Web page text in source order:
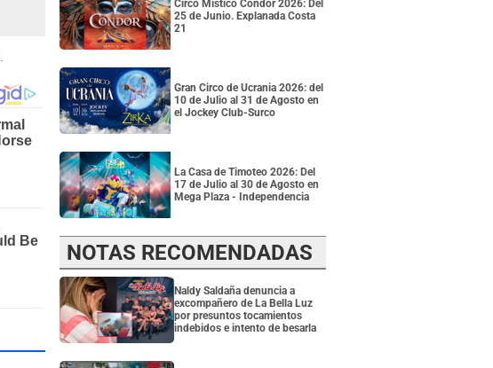
Circo Místico Condor 2026: Del
25 de Junio. Explanada Costa
21
Gran Circo de Ucrania 2026: del
10 de Julio al 31 de Agosto en
el Jockey Club-Surco
La Casa de Timoteo 2026: Del
17 de Julio al 30 de Agosto en
Mega Plaza - Independencia
NOTAS RECOMENDADAS
Naldy Saldaña denuncia a
excompañero de La Bella Luz
por presuntos tocamientos
indebidos e intento de besarla